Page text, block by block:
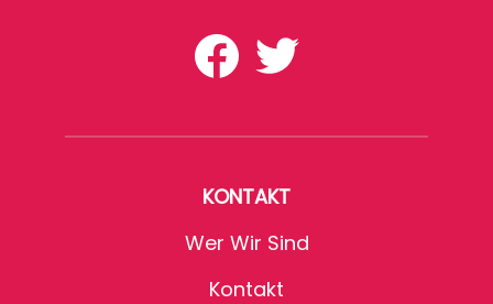
KONTAKT
Wer Wir Sind
Kontakt